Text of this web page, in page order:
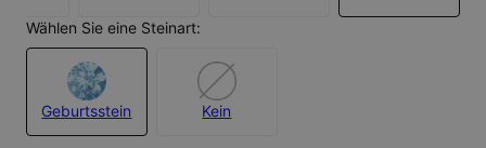
Wählen Sie eine Steinart:
Geburtsstein Kein